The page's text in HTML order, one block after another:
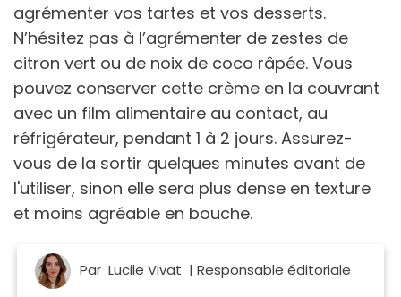
agrémenter vos tartes et vos desserts.
N’hésitez pas à l’agrémenter de zestes de
citron vert ou de noix de coco râpée. Vous
pouvez conserver cette crème en la couvrant
avec un film alimentaire au contact, au
réfrigérateur, pendant 1 à 2 jours. Assurez-
vous de la sortir quelques minutes avant de
l'utiliser, sinon elle sera plus dense en texture
et moins agréable en bouche.
Par Lucile Vivat | Responsable éditoriale